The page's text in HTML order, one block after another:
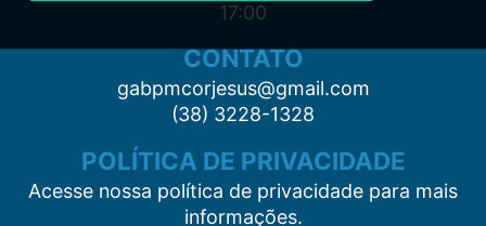
17:00
CONTATO
gabpmcorjesus@gmail.com
(38) 3228-1328
POLÍTICA DE PRIVACIDADE
Acesse nossa política de privacidade para mais
informações.